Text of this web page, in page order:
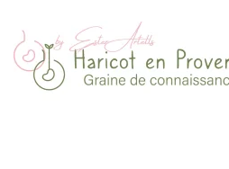
Passer au contenu principal